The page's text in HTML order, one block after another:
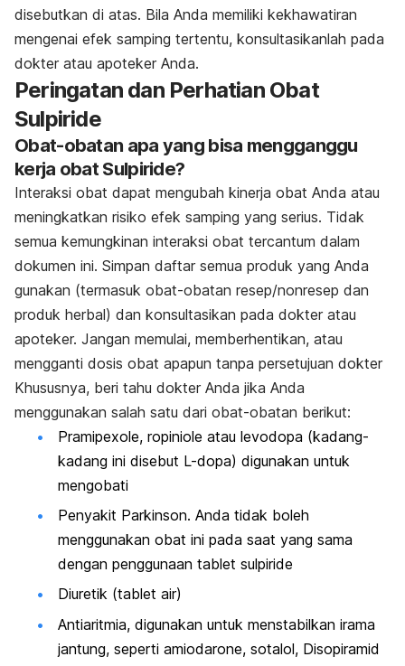
disebutkan di atas. Bila Anda memiliki kekhawatiran
mengenai efek samping tertentu, konsultasikanlah pada
dokter atau apoteker Anda.
Peringatan dan Perhatian Obat
Sulpiride
Obat-obatan apa yang bisa mengganggu
kerja obat Sulpiride?
Interaksi obat dapat mengubah kinerja obat Anda atau
meningkatkan risiko efek samping yang serius. Tidak
semua kemungkinan interaksi obat tercantum dalam
dokumen ini. Simpan daftar semua produk yang Anda
gunakan (termasuk obat-obatan resep/nonresep dan
produk herbal) dan konsultasikan pada dokter atau
apoteker. Jangan memulai, memberhentikan, atau
mengganti dosis obat apapun tanpa persetujuan dokter
Khususnya, beri tahu dokter Anda jika Anda
menggunakan salah satu dari obat-obatan berikut:
Pramipexole, ropiniole atau levodopa (kadang-
kadang ini disebut L-dopa) digunakan untuk
mengobati
Penyakit Parkinson. Anda tidak boleh
menggunakan obat ini pada saat yang sama
dengan penggunaan tablet sulpiride
Diuretik (tablet air)
Antiaritmia, digunakan untuk menstabilkan irama
jantung, seperti amiodarone, sotalol, Disopiramid